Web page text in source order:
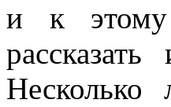
и к этому